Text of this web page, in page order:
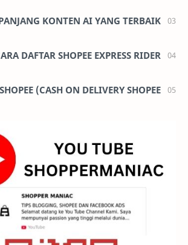
KONTEN AI YANG TERBAIK
DAFTAR SHOPEE EXPRESS RIDER
(CASH ON DELIVERY SHOPEE)